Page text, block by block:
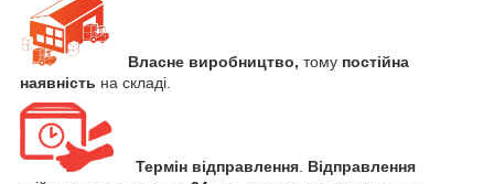
Власне виробництво, тому постійна
наявність на складі.
Термін відправлення. Відправлення